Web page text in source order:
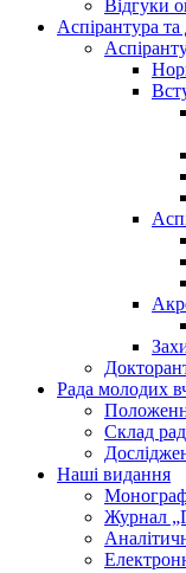
Відгуки
Аспірантура
Рада молодих
Склад
Наші видання
Журнал